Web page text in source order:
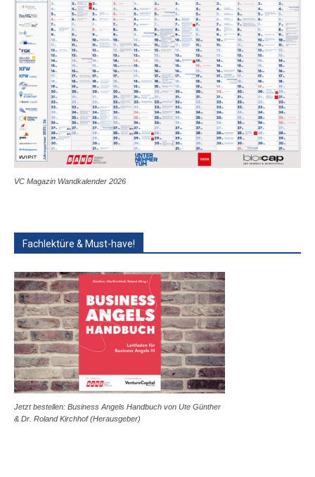
VC Magazin Wandkalender 2026
Fachlektüre & Must-have!
Jetzt bestellen: Business Angels Handbuch von Ute Günther
& Dr. Roland Kirchhof (Herausgeber)